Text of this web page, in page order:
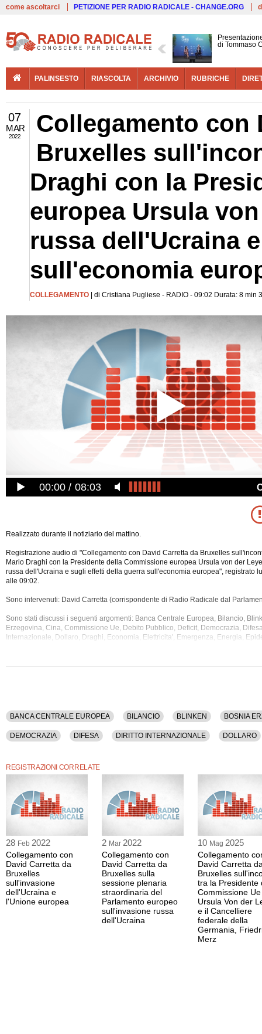
come ascoltarci PETIZIONE PER RADIO RADICALE - CHANGE.ORG
di Tommaso
PALINSESTO RIASCOLTA ARCHIVIO RUBRICHE
07
MAR
2022
Collegamento con
Bruxelles
Draghi con la
europea Ursula
russa dell'Ucraina
sull'economia
COLLEGAMENTO | di Cristiana Pugliese - RADIO - 09:02 Durata: 8 min
00:00 08:03
Realizzato durante il notiziario del mattino.
Registrazione audio di "Collegamento con David Carretta da Bruxelles
Mario Draghi con la Presidente della Commissione europea Ursula von der
russa dell'Ucraina e sugli effetti della guerra sull'economia europea", registrato
alle 09:02.
Sono intervenuti: David Carretta (corrispondente di Radio Radicale dal
Sono stati discussi i seguenti argomenti: Banca Centrale Europea, Bilancio,
Erzegovina, Cina, Commissione Ue, Debito Pubblico, Deficit, Democrazia,
Internazionale, Dollaro, Draghi, Economia, Elettricita', Emergenza, Energia,
Russia, Sanzioni, Secessione, Slovacchia, Societa', Sviluppo, Ucraina,
BANCA CENTRALE EUROPEA BILANCIO BLINKEN BOSNIA
DEMOCRAZIA DIFESA DIRITTO INTERNAZIONALE DOLLARO
ITALIA LAGARDE MACRON NAZIONALISMO
RIFUGIATI RUSSIA SANZIONI SECESSIONE
UNIONE EUROPEA VON DER LEYEN
REGISTRAZIONI CORRELATE
28 Feb 2022
Collegamento con
David Carretta da
Bruxelles
sull'invasione
dell'Ucraina e
l'Unione europea
2 Mar 2022
Collegamento con
David Carretta da
Bruxelles sulla
sessione plenaria
straordinaria del
Parlamento europeo
sull'invasione russa
dell'Ucraina
10 Mag 2025
Collegamento
David Carretta
Bruxelles
tra la Presidente
Commissione Ue
Ursula Von der
e il Cancelliere
federale della
Germania,
Merz